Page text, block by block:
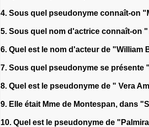
4. Sous quel pseudonyme connaît-on
5. Sous quel nom d'actrice connaît-on
6. Quel est le nom d'acteur de
7. Sous quel pseudonyme se présente
8. Quel est le pseudonyme de " Vera
9. Elle était Mme de Montespan, dans
10. Quel est le pseudonyme de